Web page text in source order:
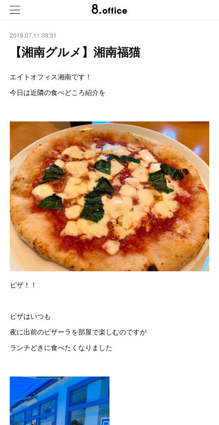
2019.07.11 08:31
【湘南グルメ】湘南福猫
エイトオフィス湘南です！
今日は近隣の食べどころ紹介を
ピザ！！
ピザはいつも
夜に出前のピザーラを部屋で楽しむのですが
ランチどきに食べたくなりました